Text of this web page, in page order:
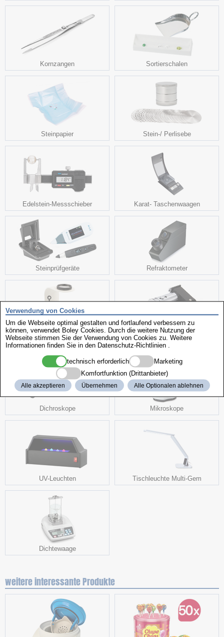
Kornzangen Sortierschalen
Steinpapier Stein-/ Perlisebe
Edelstein-Messschieber Karat- Taschenwaagen
Steinprüfgeräte Refraktometer
Polariskope Spektroskope
Dichroskope Mikroskope
UV-Leuchten Tischleuchte Multi-Gem
Dichtewaage
weitere interessante Produkte
Verwendung von Cookies
Um die Webseite optimal gestalten und fortlaufend verbessern zu
können, verwendet Boley Cookies. Durch die weitere Nutzung der
Webseite stimmen Sie der Verwendung von Cookies zu. Weitere
Informationen finden Sie in den Datenschutz-Richtlinien
technisch erforderlich
Marketing
Komfortfunktion (Drittanbieter)
Alle akzeptieren Übernehmen Alle Optionalen ablehnen